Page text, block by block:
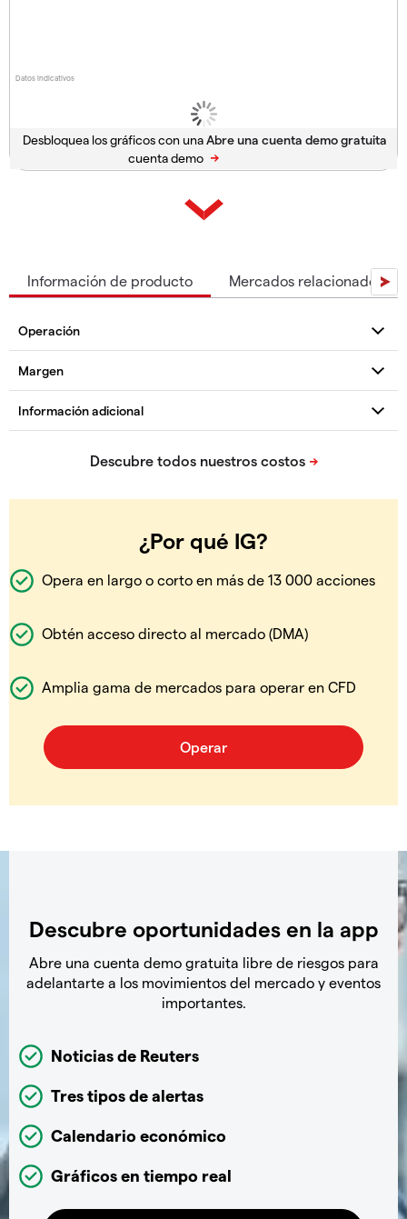
Datos indicativos
Desbloquea los gráficos con una
cuenta demo
Información de producto Mercados relacionados
¿Por qué IG?
Opera en largo o corto en más de 13 000 acciones
Obtén acceso directo al mercado (DMA)
Amplia gama de mercados para operar en CFD
Descubre oportunidades en la app
Abre una cuenta demo gratuita libre de riesgos para
adelantarte a los movimientos del mercado y eventos
importantes.
Noticias de Reuters
Tres tipos de alertas
Calendario económico
Gráficos en tiempo real